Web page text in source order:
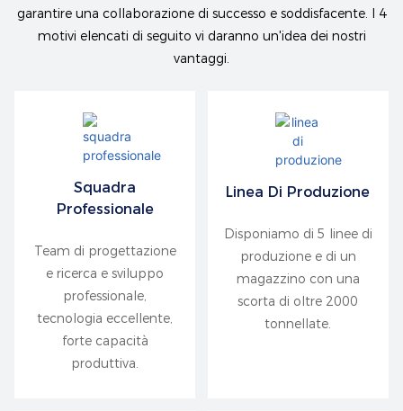
garantire una collaborazione di successo e soddisfacente. I 4
motivi elencati di seguito vi daranno un'idea dei nostri
vantaggi.
Squadra
Professionale
Team di progettazione
e ricerca e sviluppo
professionale,
tecnologia eccellente,
forte capacità
produttiva.
Linea Di Produzione
Disponiamo di 5 linee di
produzione e di un
magazzino con una
scorta di oltre 2000
tonnellate.